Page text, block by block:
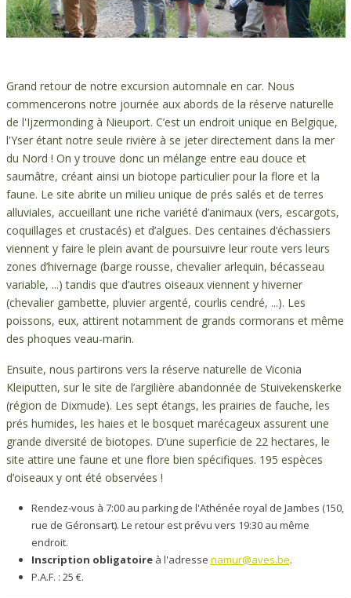
Grand retour de notre excursion automnale en car. Nous
commencerons notre journée aux abords de la réserve naturelle
de l'Ijzermonding à Nieuport. C’est un endroit unique en Belgique,
l'Yser étant notre seule rivière à se jeter directement dans la mer
du Nord ! On y trouve donc un mélange entre eau douce et
saumâtre, créant ainsi un biotope particulier pour la flore et la
faune. Le site abrite un milieu unique de prés salés et de terres
alluviales, accueillant une riche variété d’animaux (vers, escargots,
coquillages et crustacés) et d’algues. Des centaines d’échassiers
viennent y faire le plein avant de poursuivre leur route vers leurs
zones d’hivernage (barge rousse, chevalier arlequin, bécasseau
variable, ...) tandis que d’autres oiseaux viennent y hiverner
(chevalier gambette, pluvier argenté, courlis cendré, ...). Les
poissons, eux, attirent notamment de grands cormorans et même
des phoques veau-marin.
Ensuite, nous partirons vers la réserve naturelle de Viconia
Kleiputten, sur le site de l’argilière abandonnée de Stuivekenskerke
(région de Dixmude). Les sept étangs, les prairies de fauche, les
prés humides, les haies et le bosquet marécageux assurent une
grande diversité de biotopes. D’une superficie de 22 hectares, le
site attire une faune et une flore bien spécifiques. 195 espèces
d’oiseaux y ont été observées !
Rendez-vous à 7:00 au parking de l'Athénée royal de Jambes (150,
rue de Géronsart). Le retour est prévu vers 19:30 au même
endroit.
Inscription obligatoireà l'adresse namur@aves.be.
P.A.F. : 25 €.